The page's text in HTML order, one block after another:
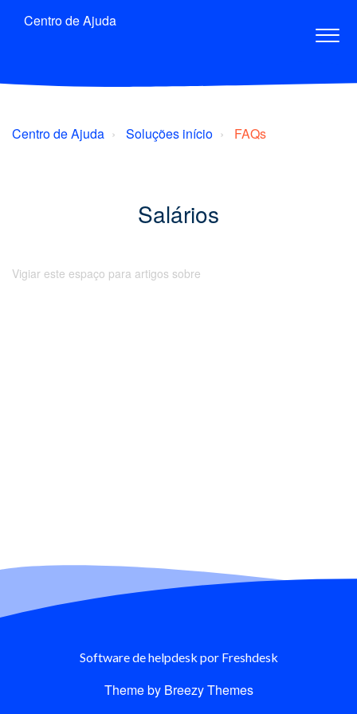
Centro de Ajuda
Centro de Ajuda Soluções início FAQs
Salários
Vigiar este espaço para artigos sobre
Software de helpdesk por Freshdesk
Theme by Breezy Themes